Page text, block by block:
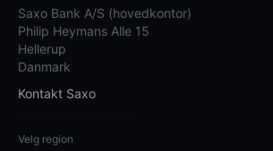
Saxo Bank A/S (hovedkontor)
Philip Heymans Alle 15
Hellerup
Danmark
Kontakt Saxo
Velg region